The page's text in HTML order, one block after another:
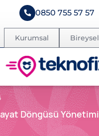
0850 755 57 57
Kurumsal Bireysel
Döngüsü Yönetimi